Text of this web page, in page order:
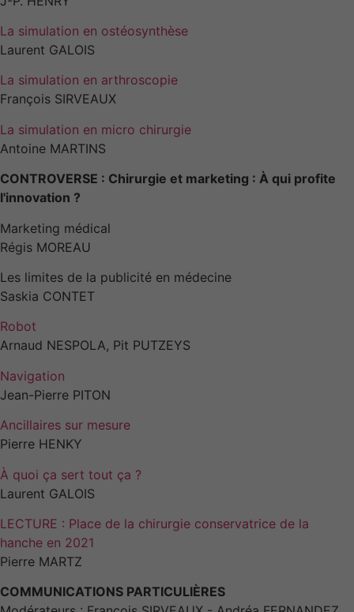
La simulation en ostéosynthèse
Laurent GALOIS
La simulation en arthroscopie
François SIRVEAUX
La simulation en micro chirurgie
Antoine MARTINS
CONTROVERSE : Chirurgie et marketing : À qui profite
l'innovation ?
Marketing médical
Régis MOREAU
Les limites de la publicité en médecine
Saskia CONTET
Robot
Arnaud NESPOLA, Pit PUTZEYS
Navigation
Jean-Pierre PITON
Ancillaires sur mesure
Pierre HENKY
À quoi ça sert tout ça ?
Laurent GALOIS
LECTURE : Place de la chirurgie conservatrice de la
hanche en 2021
Pierre MARTZ
COMMUNICATIONS PARTICULIÈRES